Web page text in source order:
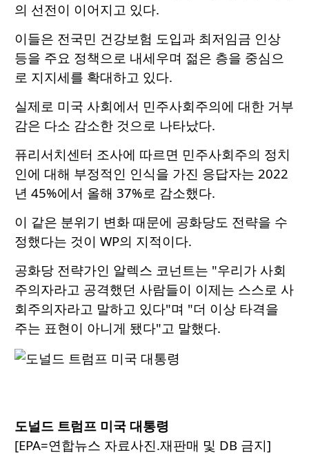
의 선전이 이어지고 있다.
이들은 전국민 건강보험 도입과 최저임금 인상
등을 주요 정책으로 내세우며 젊은 층을 중심으
로 지지세를 확대하고 있다.
실제로 미국 사회에서 민주사회주의에 대한 거부
감은 다소 감소한 것으로 나타났다.
퓨리서치센터 조사에 따르면 민주사회주의 정치
인에 대해 부정적인 인식을 가진 응답자는 2022
년 45%에서 올해 37%로 감소했다.
이 같은 분위기 변화 때문에 공화당도 전략을 수
정했다는 것이 WP의 지적이다.
공화당 전략가인 알렉스 코넌트는 "우리가 사회
주의자라고 공격했던 사람들이 이제는 스스로 사
회주의자라고 말하고 있다"며 "더 이상 타격을
주는 표현이 아니게 됐다"고 말했다.
도널드 트럼프 미국 대통령
[EPA=연합뉴스 자료사진.재판매 및 DB 금지]